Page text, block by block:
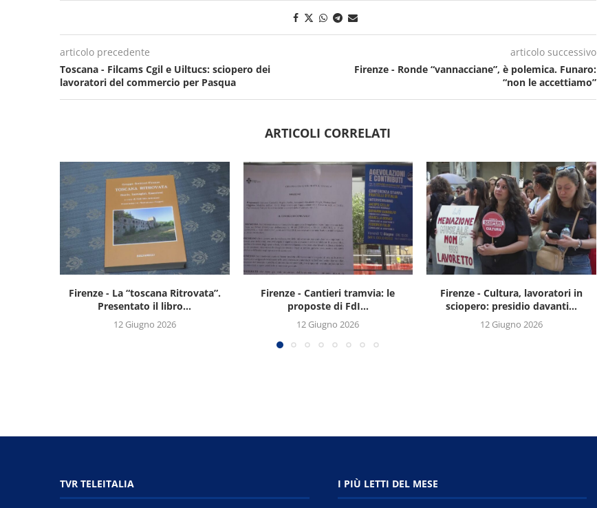
articolo precedente
Toscana - Filcams Cgil e Uiltucs: sciopero dei
lavoratori del commercio per Pasqua
articolo successivo
Firenze - Ronde “vannacciane”, è polemica. Funaro:
“non le accettiamo”
ARTICOLI CORRELATI
Firenze - La “toscana Ritrovata”.
Presentato il libro...
12 Giugno 2026
Firenze - Cantieri tramvia: le
proposte di FdI...
12 Giugno 2026
Firenze - Cultura, lavoratori in
sciopero: presidio davanti...
12 Giugno 2026
TVR TELEITALIA I PIÙ LETTI DEL MESE